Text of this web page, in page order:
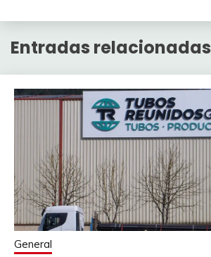
Entradas relacionadas
General